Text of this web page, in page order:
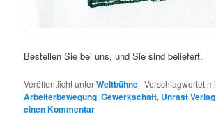
Bestellen Sie bei uns, und Sie sind beliefert.
Veröffentlicht unterWeltbühne |Verschlagwortet
Arbeiterbewegung,Gewerkschaft, Unrast Verlag
einen Kommentar